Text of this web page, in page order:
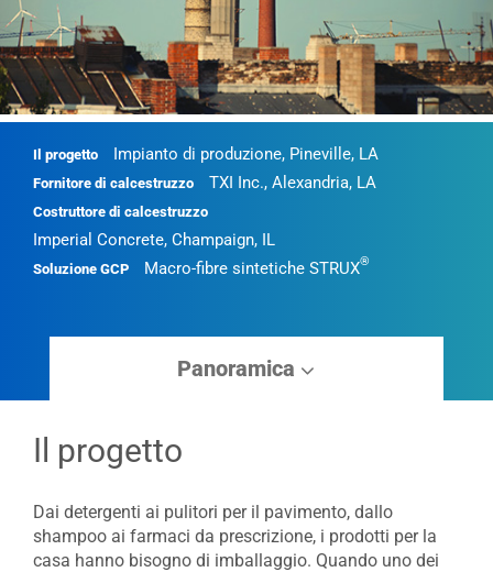
Il progetto Impianto di produzione, Pineville, LA
Fornitore di calcestruzzo TXI Inc., Alexandria, LA
Costruttore di calcestruzzo
Imperial Concrete, Champaign, IL
Soluzione GCP Macro-fibre sintetiche STRUX®
Panoramica
Il progetto
Dai detergenti ai pulitori per il pavimento, dallo
shampoo ai farmaci da prescrizione, i prodotti per la
casa hanno bisogno di imballaggio. Quando uno dei